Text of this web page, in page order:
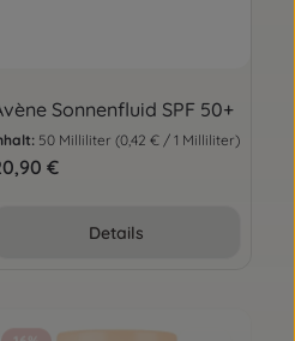
um
Sonnenfluid SPF 50+
50 Milliliter (0,42 € / 1 Milliliter)
Preis:
€
Details